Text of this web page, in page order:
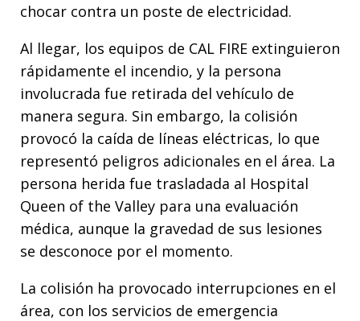
chocar contra un poste de electricidad.
Al llegar, los equipos de CAL FIRE extinguieron
rápidamente el incendio, y la persona
involucrada fue retirada del vehículo de
manera segura. Sin embargo, la colisión
provocó la caída de líneas eléctricas, lo que
representó peligros adicionales en el área. La
persona herida fue trasladada al Hospital
Queen of the Valley para una evaluación
médica, aunque la gravedad de sus lesiones
se desconoce por el momento.
La colisión ha provocado interrupciones en el
área, con los servicios de emergencia